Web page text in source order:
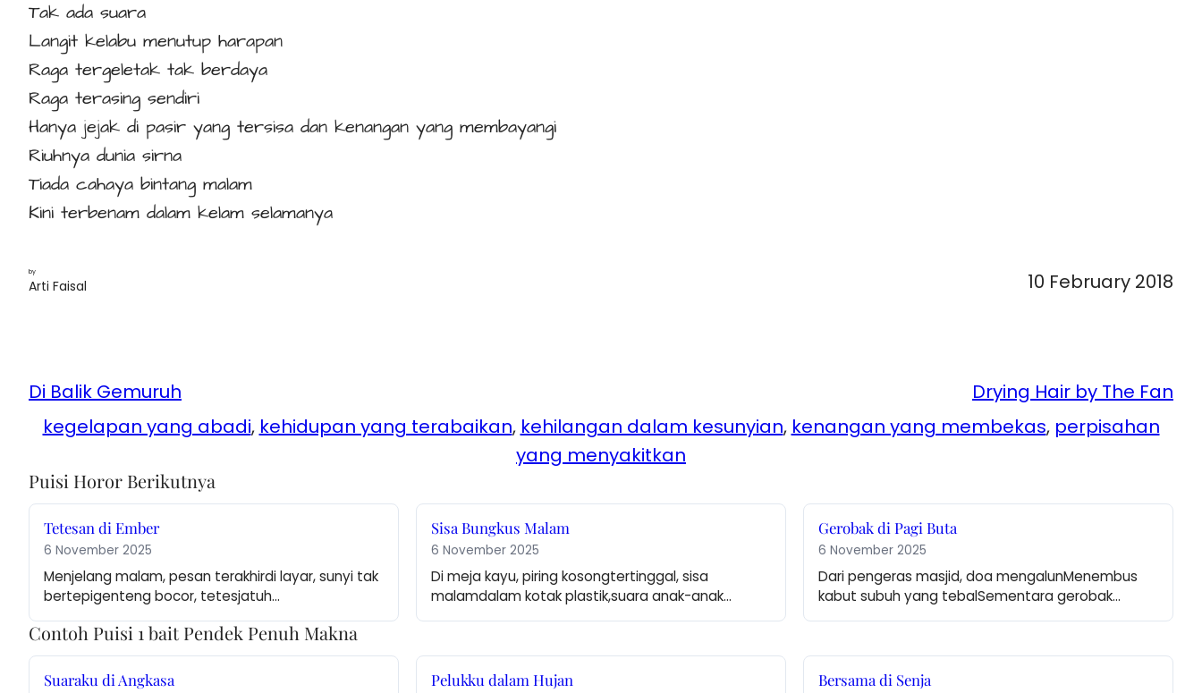
Tak ada suara
Langit kelabu menutup harapan
Raga tergeletak tak berdaya
Raga terasing sendiri
Hanya jejak di pasir yang tersisa dan kenangan yang membayangi
Riuhnya dunia sirna
Tiada cahaya bintang malam
Kini terbenam dalam kelam selamanya
by
Arti Faisal 10 February 2018
Di Balik Gemuruh
Drying Hair by The Fan
kegelapan yang abadi, kehidupan yang terabaikan, kehilangan dalam kesunyian, kenangan yang membekas, perpisahan
yang menyakitkan
Puisi Horor Berikutnya
Tetesan di Ember
6 November 2025
Menjelang malam, pesan terakhirdi layar, sunyi tak
bertepigenteng bocor, tetesjatuh…
Sisa Bungkus Malam
6 November 2025
Di meja kayu, piring kosongtertinggal, sisa
malamdalam kotak plastik,suara anak-anak…
Gerobak di Pagi Buta
6 November 2025
Dari pengeras masjid, doa mengalunMenembus
kabut subuh yang tebalSementara gerobak…
Contoh Puisi 1 bait Pendek Penuh Makna
Suaraku di Angkasa Pelukku dalam Hujan Bersama di Senja